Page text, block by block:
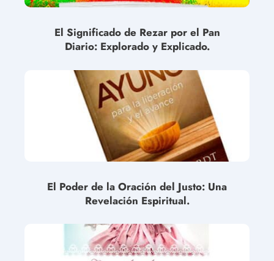
El Significado de Rezar por el Pan
Diario: Explorado y Explicado.
El Poder de la Oración del Justo: Una
Revelación Espiritual.